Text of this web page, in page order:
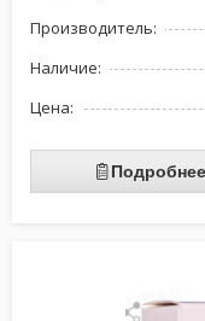
Производитель:
Наличие:
Цена:
Подробнее